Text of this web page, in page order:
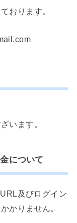
おります。
います。
について
及びログイン
かりません。